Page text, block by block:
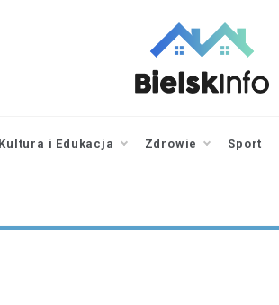
Bielska
Kultura i Edukacja Zdrowie Sport